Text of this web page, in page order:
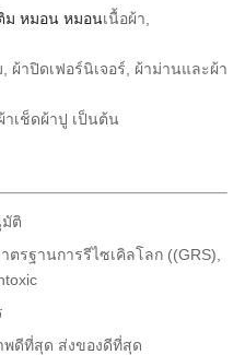
ม หมอน หมอนเนื้อผ้า,
ผ้าปิดเฟอร์นิเจอร์, ผ้าม่านและผ้า
าเช็ดผ้าปู เป็นต้น
ติ
รฐานการรีไซเคิลโลก ((GRS),
ดีที่สุด ส่งของดีที่สุด